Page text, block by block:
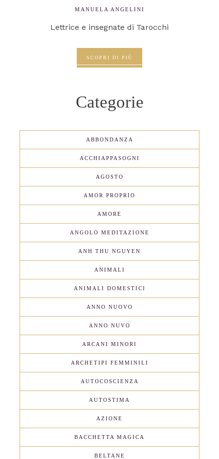
MANUELA ANGELINI
Lettrice e insegnate di Tarocchi
SCOPRI DI PIÙ
Categorie
ABBONDANZA
ACCHIAPPASOGNI
AGOSTO
AMOR PROPRIO
AMORE
ANGOLO MEDITAZIONE
ANH THU NGUYEN
ANIMALI
ANIMALI DOMESTICI
ANNO NUOVO
ANNO NUVO
ARCANI MINORI
ARCHETIPI FEMMINILI
AUTOCOSCIENZA
AUTOSTIMA
AZIONE
BACCHETTA MAGICA
BELTANE